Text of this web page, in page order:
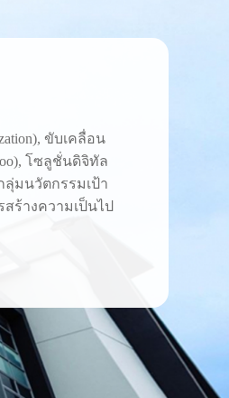
ขับเคลื่อน
โซลูชั่นดิจิทัล
ลุ่มนวัตกรรมเป้า
ร้างความเป็นไป